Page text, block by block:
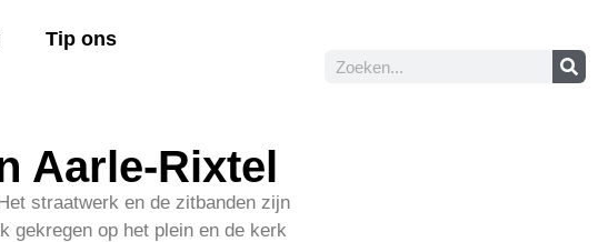
Tip ons
Aarle-Rixtel
straatwerk en de zitbanden zijn
gekregen op het plein en de kerk